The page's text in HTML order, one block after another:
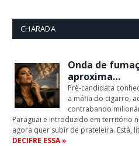
CHARADA
Onda de
aproxima…
Pré-candidata
a máfia do cigarro,
contrabando
Paraguai e introduzido em território
agora quer subir de prateleira. Está,
DECIFRE ESSA »